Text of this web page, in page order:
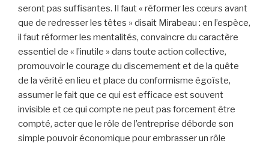
seront pas suffisantes. Il faut « réformer les cœurs avant
que de redresser les têtes » disait Mirabeau : en l’espèce,
il faut réformer les mentalités, convaincre du caractère
essentiel de « l’inutile » dans toute action collective,
promouvoir le courage du discernement et de la quête
de la vérité en lieu et place du conformisme égoïste,
assumer le fait que ce qui est efficace est souvent
invisible et ce qui compte ne peut pas forcement être
compté, acter que le rôle de l’entreprise déborde son
simple pouvoir économique pour embrasser un rôle